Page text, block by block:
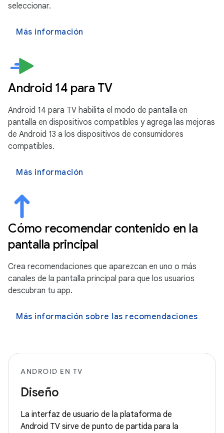
seleccionar.
Más información
Android 14 para TV
Android 14 para TV habilita el modo de pantalla en
pantalla en dispositivos compatibles y agrega las mejoras
de Android 13 a los dispositivos de consumidores
compatibles.
Más información
Cómo recomendar contenido en la
pantalla principal
Crea recomendaciones que aparezcan en uno o más
canales de la pantalla principal para que los usuarios
descubran tu app.
Más información sobre las recomendaciones
ANDROID EN TV
Diseño
La interfaz de usuario de la plataforma de
Android TV sirve de punto de partida para la